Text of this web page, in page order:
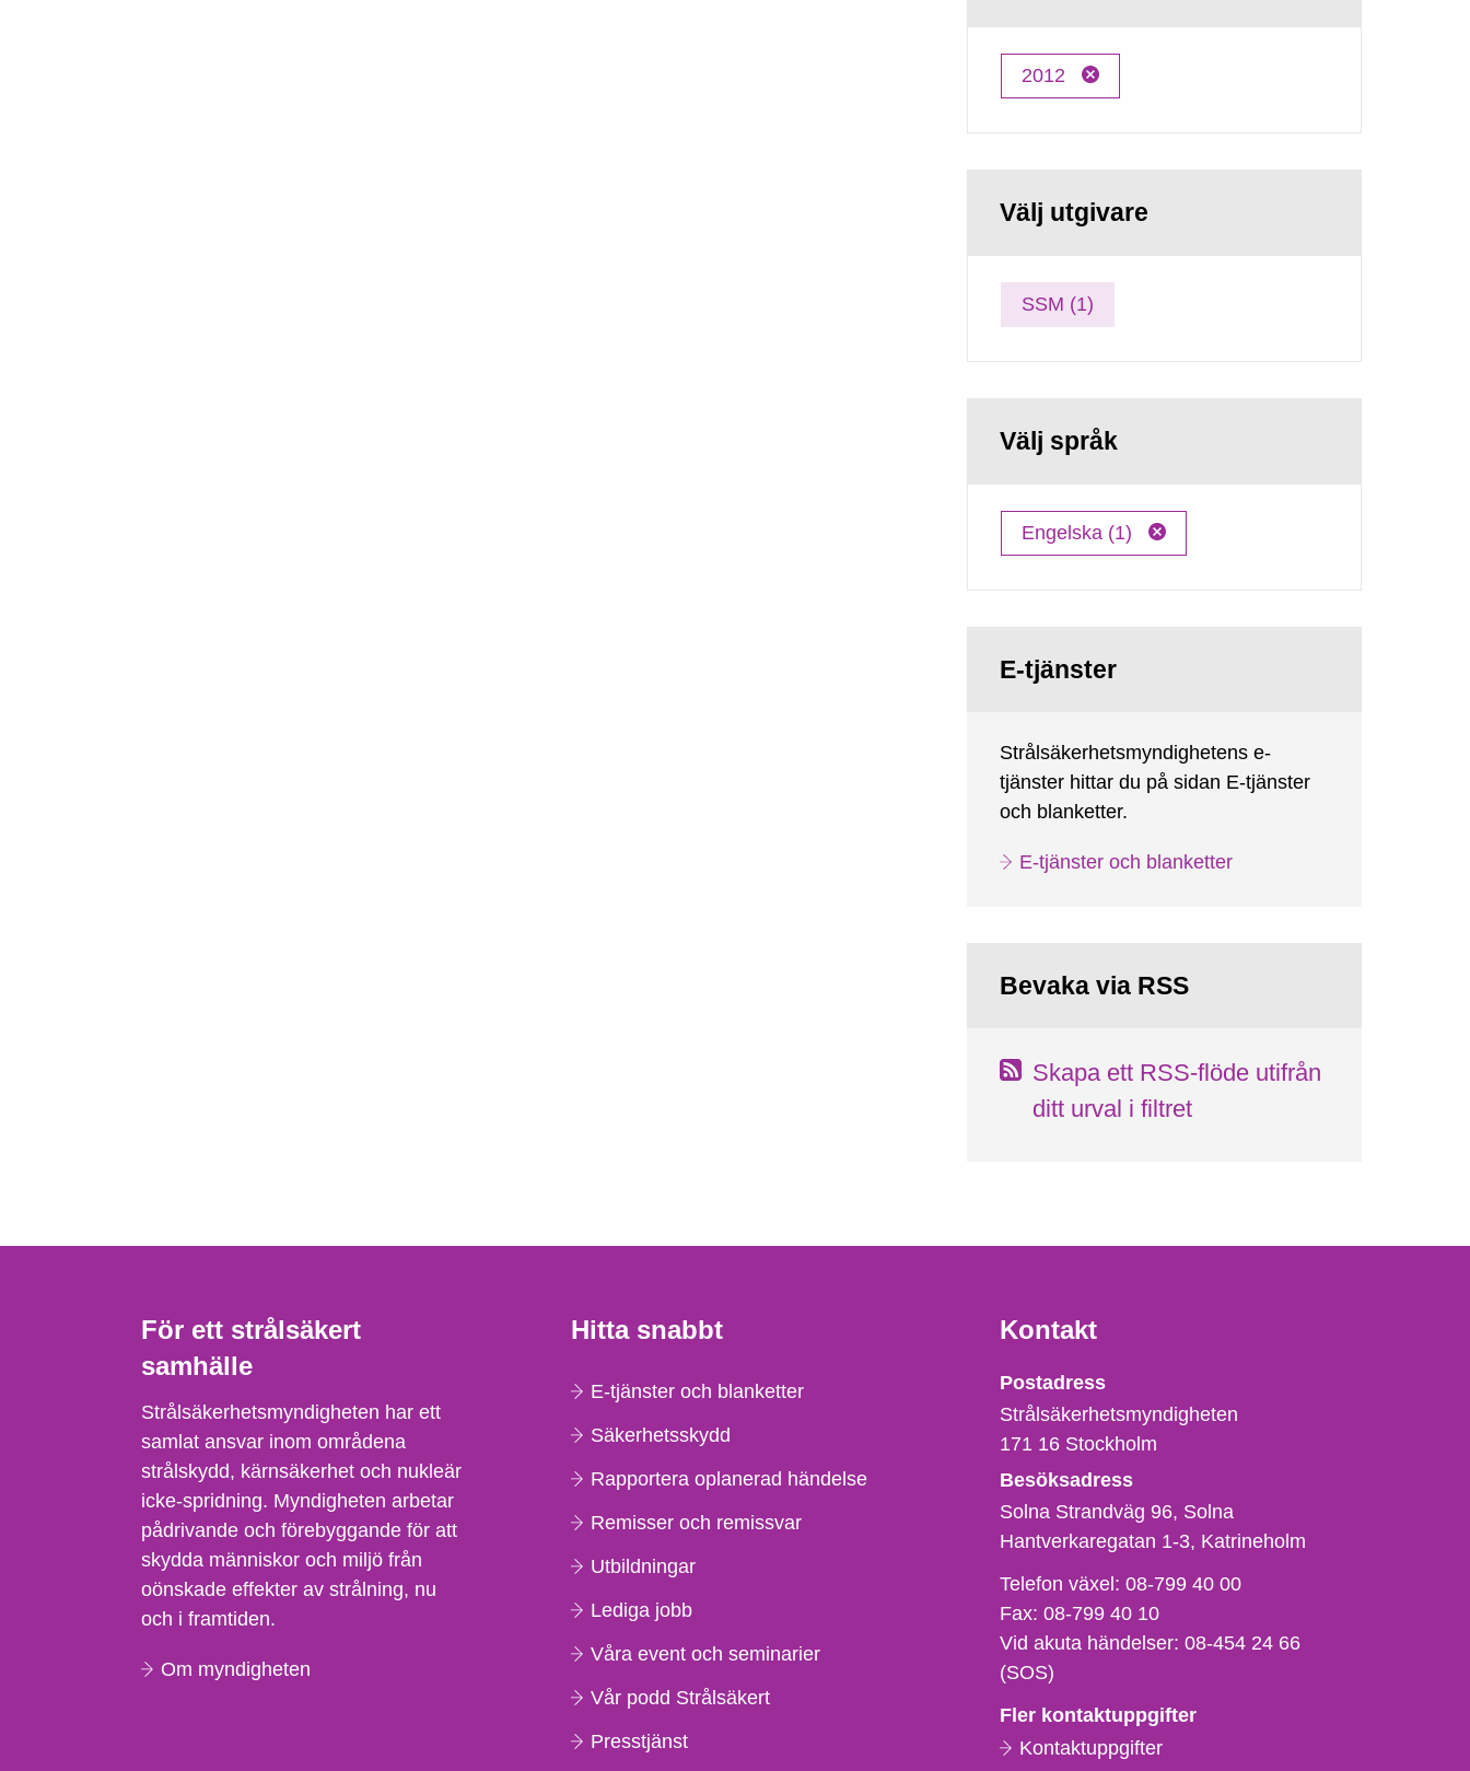
2012
Välj utgivare
SSM (1)
Välj språk
Engelska (1)
E-tjänster
Strålsäkerhetsmyndighetens e-
tjänster hittar du på sidan E-tjänster
och blanketter.
E-tjänster och blanketter
Bevaka via RSS
Skapa ett RSS-flöde utifrån
ditt urval i filtret
För ett strålsäkert
samhälle
Strålsäkerhetsmyndigheten har ett
samlat ansvar inom områdena
strålskydd, kärnsäkerhet och nukleär
icke-spridning. Myndigheten arbetar
pådrivande och förebyggande för att
skydda människor och miljö från
oönskade effekter av strålning, nu
och i framtiden.
Om myndigheten
Hitta snabbt
E-tjänster och blanketter
Säkerhetsskydd
Rapportera oplanerad händelse
Remisser och remissvar
Utbildningar
Lediga jobb
Våra event och seminarier
Vår podd Strålsäkert
Presstjänst
Kontakt
Strålsäkerhetsmyndigheten
Postadress
Strålsäkerhetsmyndigheten
171 16 Stockholm
Besöksadress
Solna Strandväg 96, Solna
Hantverkaregatan 1-3 Katrineholm
Telefon,
fax
och
e-
Telefon växel:08-799 40 00
Fax:08-799 40 10
Vid akuta händelser:08-454 24 66
(SOS)
Fler kontaktuppgifter
Kontaktuppgifter